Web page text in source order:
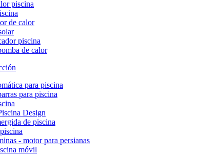
piscina
de calor
piscina
de calor
para piscina
para piscina
Design
de piscina
- motor para persianas
móvil